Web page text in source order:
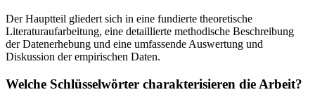
Der Hauptteil gliedert sich in eine fundierte theoretische
Literaturaufarbeitung, eine detaillierte methodische Beschreibung
der Datenerhebung und eine umfassende Auswertung und
Diskussion der empirischen Daten.
Welche Schlüsselwörter charakterisieren die Arbeit?